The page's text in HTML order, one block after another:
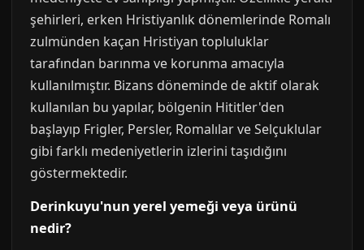
şehirleri, erken Hristiyanlık dönemlerinde Romalı
zulmünden kaçan Hristiyan topluluklar
tarafından barınma ve korunma amacıyla
kullanılmıştır. Bizans döneminde de aktif olarak
kullanılan bu yapılar, bölgenin Hititler'den
başlayıp Frigler, Persler, Romalılar ve Selçuklular
gibi farklı medeniyetlerin izlerini taşıdığını
göstermektedir.
Derinkuyu'nun yerel yemeği veya ürünü
nedir?